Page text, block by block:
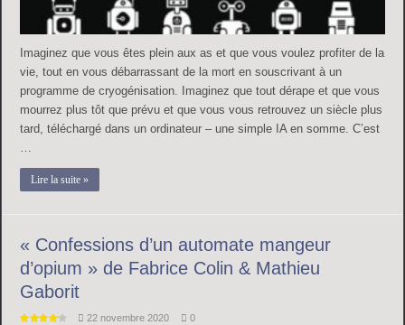
Imaginez que vous êtes plein aux as et que vous voulez profiter de la
vie, tout en vous débarrassant de la mort en souscrivant à un
programme de cryogénisation. Imaginez que tout dérape et que vous
mourrez plus tôt que prévu et que vous vous retrouvez un siècle plus
tard, téléchargé dans un ordinateur – une simple IA en somme. C’est
Lire la suite »
« Confessions d’un automate mangeur
d’opium » de Fabrice Colin & Mathieu
Gaborit
22 novembre 2020 0